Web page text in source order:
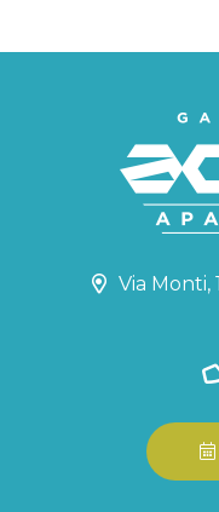
Via Monti,